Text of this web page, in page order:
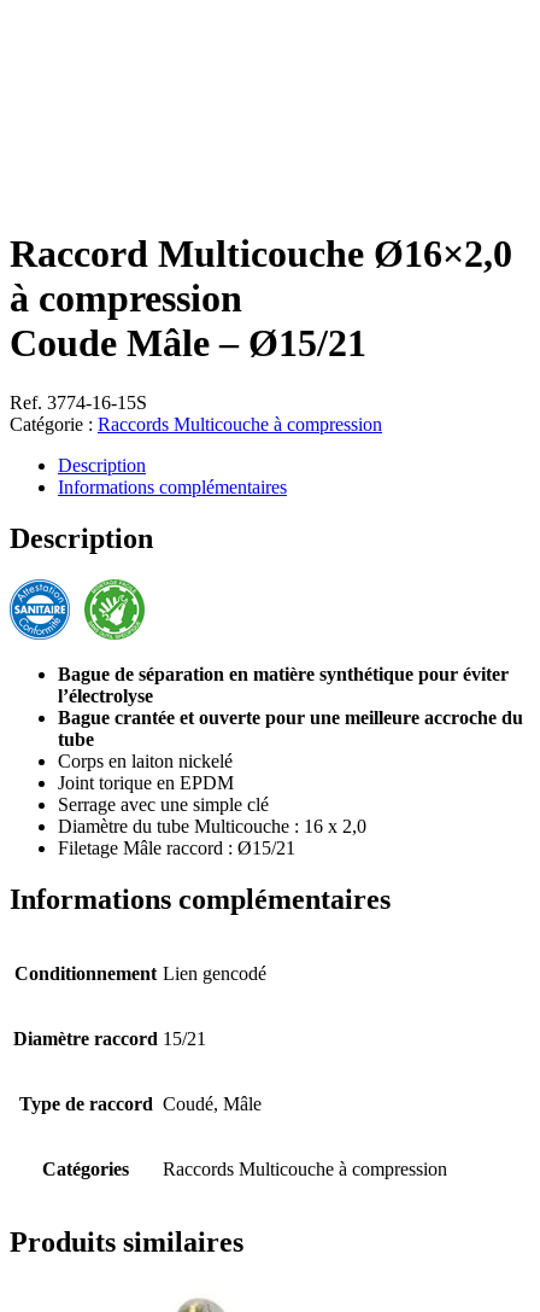
Raccord Multicouche Ø16×2,0
à compression
Coude Mâle – Ø15/21
Ref. 3774-16-15S
Catégorie : Raccords Multicouche à compression
Description
Informations complémentaires
Description
Bague de séparation en matière synthétique pour éviter
l’électrolyse
Bague crantée et ouverte pour une meilleure accroche du
tube
Corps en laiton nickelé
Joint torique en EPDM
Serrage avec une simple clé
Diamètre du tube Multicouche : 16 x 2,0
Filetage Mâle raccord : Ø15/21
Informations complémentaires
Conditionnement Lien gencodé
Diamètre raccord 15/21
Type de raccord Coudé, Mâle
Catégories Raccords Multicouche à compression
Produits similaires